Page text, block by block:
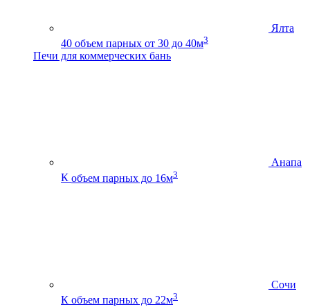
Ялта
40 объем парных от 30 до 40м3
Печи для коммерческих бань
Анапа
К объем парных до 16м3
Сочи
К объем парных до 22м3